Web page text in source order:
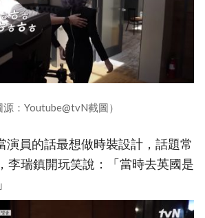
源：Youtube@tvN截圖）
演員的話最想做時裝設計，話題常
李瑞鎮開玩笑說：「當時去英國是